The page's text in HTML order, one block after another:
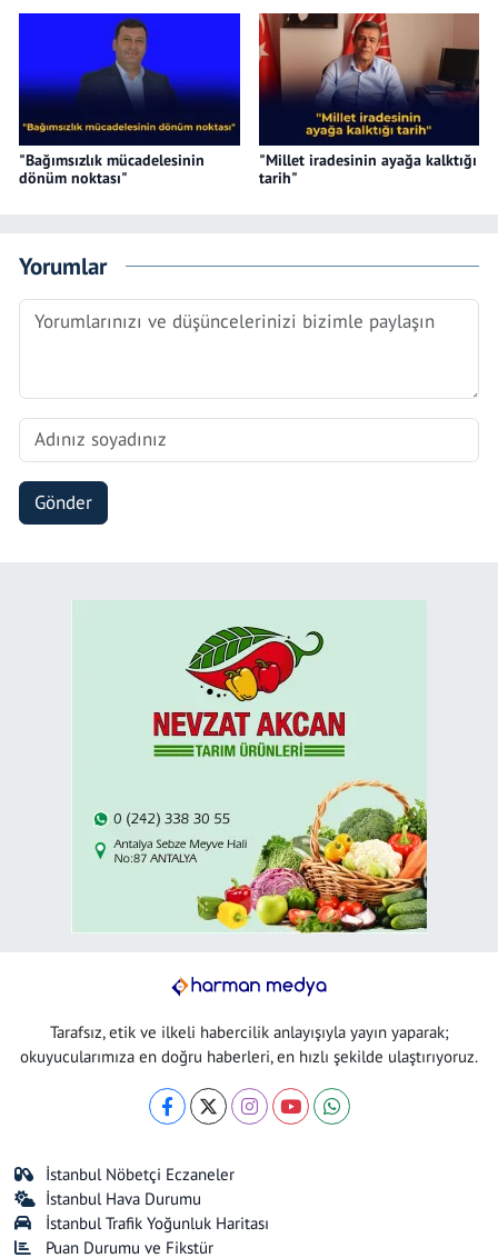
"Bağımsızlık mücadelesinin
dönüm noktası"
"Millet iradesinin ayağa kalktığı
tarih"
Yorumlar
Gönder
Tarafsız, etik ve ilkeli habercilik anlayışıyla yayın yaparak;
okuyucularımıza en doğru haberleri, en hızlı şekilde ulaştırıyoruz.
İstanbul Nöbetçi Eczaneler
İstanbul Hava Durumu
İstanbul Trafik Yoğunluk Haritası
Puan Durumu ve Fikstür